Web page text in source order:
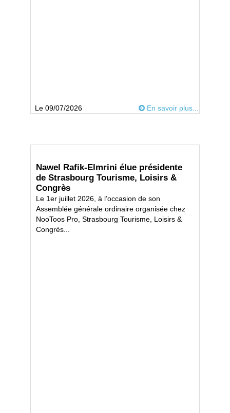
Le 09/07/2026 En savoir plus...
Nawel Rafik-Elmrini élue présidente
de Strasbourg Tourisme, Loisirs &
Congrès
Le 1er juillet 2026, à l’occasion de son
Assemblée générale ordinaire organisée chez
NooToos Pro, Strasbourg Tourisme, Loisirs &
Congrès...